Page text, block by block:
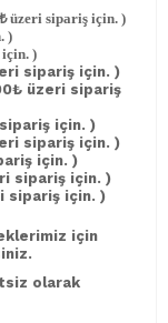
üzeri sipariş için. )
)
)
sipariş için. )
üzeri sipariş
için. )
sipariş için. )
için. )
sipariş için. )
sipariş için. )
için
olarak